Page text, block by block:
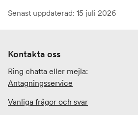
Senast uppdaterad: 15 juli 2026
Kontakta oss
Ring chatta eller mejla:
Antagningsservice
Vanliga frågor och svar